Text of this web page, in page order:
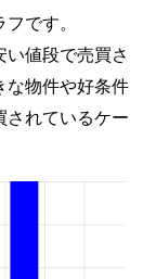
です。
値段で売買さ
な物件や好条件
れているケー